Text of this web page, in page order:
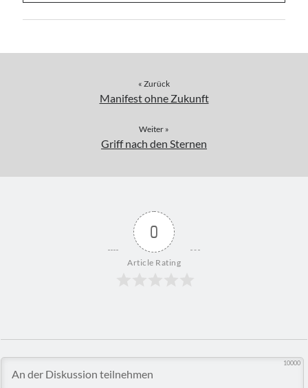
« Zurück
Manifest ohne Zukunft
Weiter »
Griff nach den Sternen
0
Article Rating
10000